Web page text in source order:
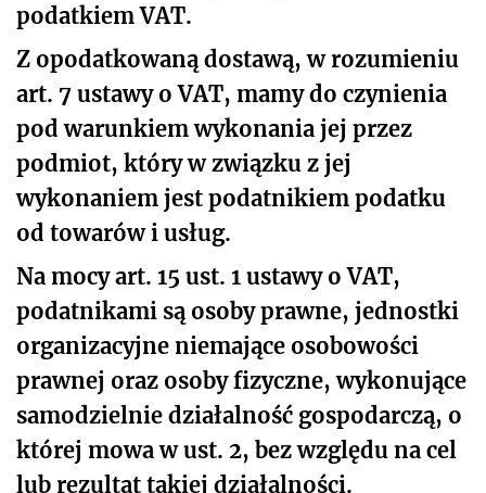
podatkiem VAT.
Z opodatkowaną dostawą, w rozumieniu
art. 7 ustawy o VAT, mamy do czynienia
pod warunkiem wykonania jej przez
podmiot, który w związku z jej
wykonaniem jest podatnikiem podatku
od towarów i usług.
Na mocy art. 15 ust. 1 ustawy o VAT,
podatnikami są osoby prawne, jednostki
organizacyjne niemające osobowości
prawnej oraz osoby fizyczne, wykonujące
samodzielnie działalność gospodarczą, o
której mowa w ust. 2, bez względu na cel
lub rezultat takiej działalności.